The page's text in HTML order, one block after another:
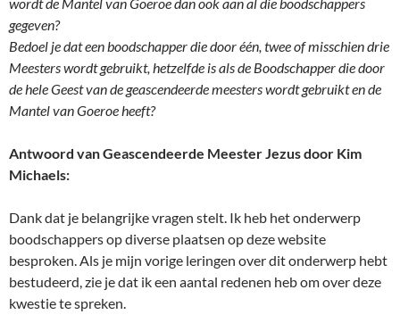
gegeven?
Bedoel je dat een boodschapper die door één, twee of misschien drie
Meesters wordt gebruikt, hetzelfde is als de Boodschapper die door
de hele Geest van de geascendeerde meesters wordt gebruikt en de
Mantel van Goeroe heeft?
Antwoord van Geascendeerde Meester Jezus door Kim
Michaels:
Dank dat je belangrijke vragen stelt. Ik heb het onderwerp
boodschappers op diverse plaatsen op deze website
besproken. Als je mijn vorige leringen over dit onderwerp hebt
bestudeerd, zie je dat ik een aantal redenen heb om over deze
kwestie te spreken.